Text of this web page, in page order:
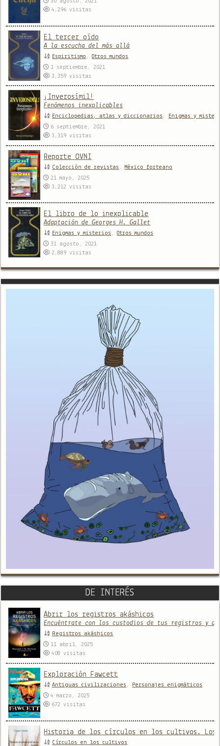
4,296visitas
El tercer oído
A la escucha del más allá
Espiritismo ,Otros mundos
1 septiembre, 2021
3,359visitas
¡Inverosímil!
Fenómenos inexplicables
Enciclopedias, atlas y diccionarios ,
Enigmas y
6 septiembre, 2021
3,319visitas
Reporte OVNI
Colección de revistas , México forteano
21 mayo, 2025
3,212visitas
El libro de lo inexplicable
Adaptación de Georges H. Gallet
Enigmas y misterios ,Otros mundos
31 agosto, 2021
2,889visitas
DE INTERÉS
Abrir los registros akáshicos
Encuéntrate con los custodios de tus registros y
Registros akáshicos
11 abril, 2025
408visitas
Exploración Fawcett
Antiguas civilizaciones ,
Personajes enigmáticos
4 marzo, 2025
672visitas
Historia de los círculos en los cultivos. Los
Círculos en los cultivos